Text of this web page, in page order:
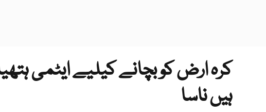
کرہ ارض کو بچانے کیلیے ایٹمی
ہیں ناسا